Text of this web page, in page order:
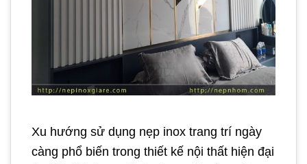
Xu hướng sử dụng nẹp inox trang trí ngày
càng phổ biến trong thiết kế nội thất hiện đại